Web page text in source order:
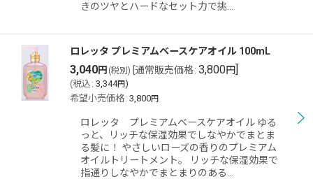
きのツヤとハードなセット力で挑…
ロレッタ プレミアムベースケアオイル 100mL
3,040円 (税別) 通常販売価格: 3,800円]
(税込 : 3,344円)
希望小売価格: 3,800円
ロレッタ プレミアムベースケアオイル ゆる
っと、リッチな保湿効果でしなやかでまとま
る髪に！ やさしいローズの香りのプレミアム
オイルトリートメント。 リッチな保湿効果で
指通りしなやかでまとまりのある…